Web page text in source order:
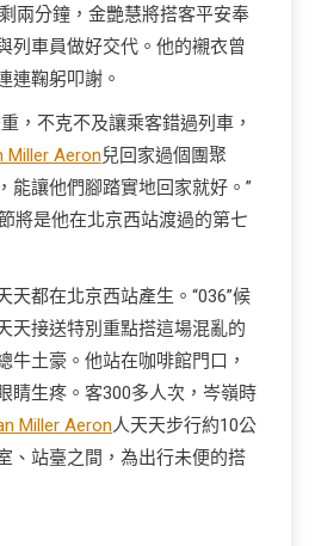
兩分鐘，金艷慧將搭客平安奉
列車員做好交代。他的襯衣曾
連鞠躬叩謝。
，不克不及讓乘客錯過列車，
Miller Aeron兒回家過個團聚
能讓他們腳踏實地回家就好。”
將是他在北京西站渡過的第七
天都在北京西站產生。“036”候
天接送特別重點搭這場混亂的
牛土豪。他站在咖啡館門口，
睛生疼。客300多人次，岑嶺時
Miller Aeron人天天步行約10公
、站臺之間，為出行未便的搭